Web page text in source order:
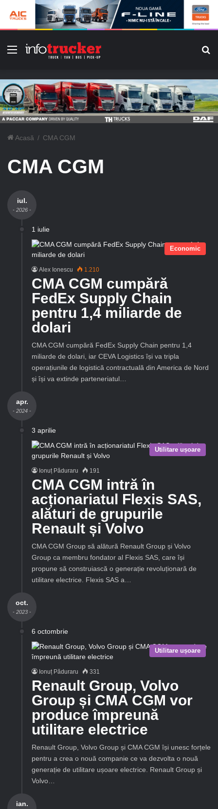
Meniu
Acasă / CMA CGM
CMA CGM
iul.
- 2026 -
1 iulie
Economic
Alex Ionescu 1.210
CMA CGM cumpără
FedEx Supply Chain
pentru 1,4 miliarde de
dolari
CMA CGM cumpără FedEx Supply Chain pentru 1,4
miliarde de dolari, iar CEVA Logistics își va tripla
operațiunile de logistică contractuală din America de Nord
și își va extinde parteneriatul…
apr.
- 2024 -
3 aprilie
Utilitare ușoare
Ionuț Păduraru 191
CMA CGM intră în
acționariatul Flexis SAS,
alături de grupurile
Renault și Volvo
CMA CGM Group să alătură Renault Group și Volvo
Group ca membru fondator al Flexis SAS, care își
propune să construiască o generație revoluționară de
utilitare electrice. Flexis SAS a…
oct.
- 2023 -
6 octombrie
Utilitare ușoare
Ionuț Păduraru 331
Renault Group, Volvo
Group și CMA CGM vor
produce împreună
utilitare electrice
Renault Group, Volvo Group și CMA CGM își unesc forțele
pentru a crea o nouă companie ce va dezvolta o nouă
generație de utilitare ușoare electrice. Renault Group și
Volvo…
ian.